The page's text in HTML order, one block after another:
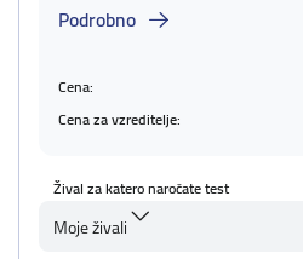
Podrobno
Cena:
Cena za vzreditelje:
Žival za katero naročate test
Moje živali